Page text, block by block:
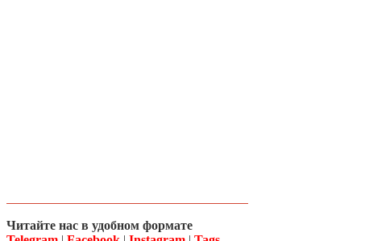
Читайте нас в удобном формате